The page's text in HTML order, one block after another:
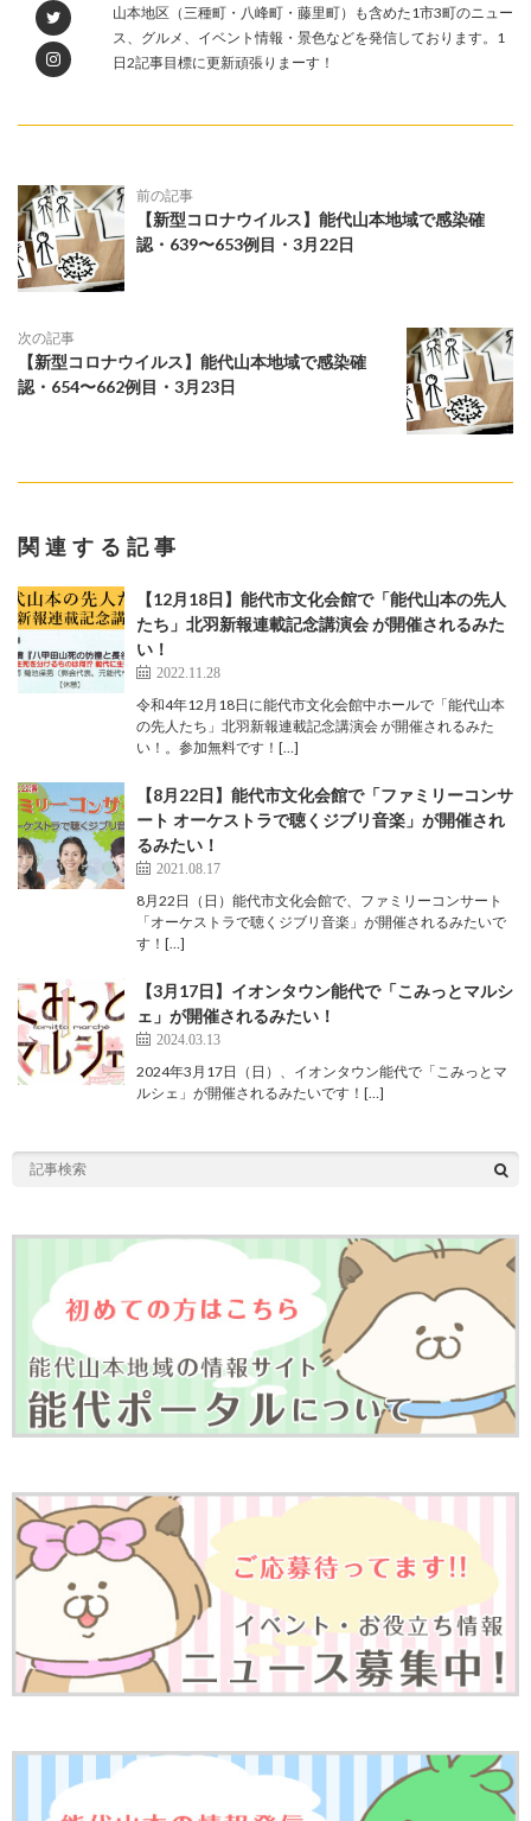
山本地区（三種町・八峰町・藤里町）も含めた1市3町のニュー
ス、グルメ、イベント情報・景色などを発信しております。1
日2記事目標に更新頑張りまーす！
前の記事
【新型コロナウイルス】能代山本地域で感染確
認・639〜653例目・3月22日
次の記事
【新型コロナウイルス】能代山本地域で感染確
認・654〜662例目・3月23日
関連する記事
【12月18日】能代市文化会館で「能代山本の先人
たち」北羽新報連載記念講演会 が開催されるみた
い！
2022.11.28
令和4年12月18日に能代市文化会館中ホールで「能代山本
の先人たち」北羽新報連載記念講演会 が開催されるみた
い！。参加無料です！[…]
【8月22日】能代市文化会館で「ファミリーコンサ
ート オーケストラで聴くジブリ音楽」が開催され
るみたい！
2021.08.17
8月22日（日）能代市文化会館で、ファミリーコンサート
「オーケストラで聴くジブリ音楽」が開催されるみたいで
す！[…]
【3月17日】イオンタウン能代で「こみっとマルシ
ェ」が開催されるみたい！
2024.03.13
2024年3月17日（日）、イオンタウン能代で「こみっとマ
ルシェ」が開催されるみたいです！[…]